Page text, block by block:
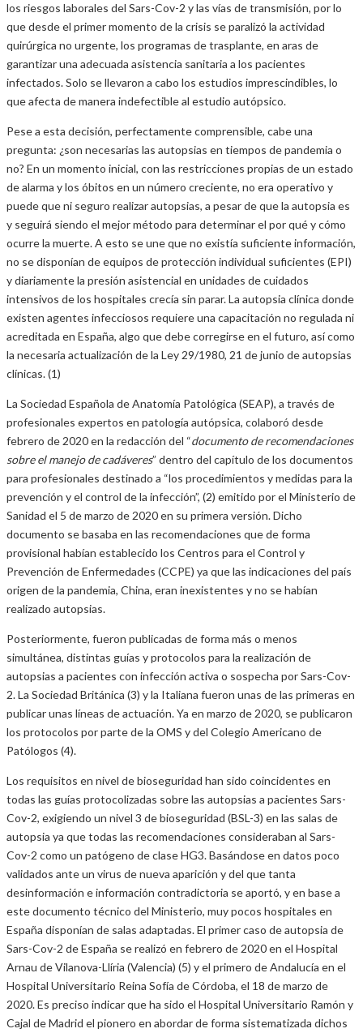
los riesgos laborales del Sars-Cov-2 y las vías de transmisión, por lo
que desde el primer momento de la crisis se paralizó la actividad
quirúrgica no urgente, los programas de trasplante, en aras de
garantizar una adecuada asistencia sanitaria a los pacientes
infectados. Solo se llevaron a cabo los estudios imprescindibles, lo
que afecta de manera indefectible al estudio autópsico.
Pese a esta decisión, perfectamente comprensible, cabe una
pregunta: ¿son necesarias las autopsias en tiempos de pandemia o
no? En un momento inicial, con las restricciones propias de un estado
de alarma y los óbitos en un número creciente, no era operativo y
puede que ni seguro realizar autopsias, a pesar de que la autopsia es
y seguirá siendo el mejor método para determinar el por qué y cómo
ocurre la muerte. A esto se une que no existía suficiente información,
no se disponían de equipos de protección individual suficientes (EPI)
y diariamente la presión asistencial en unidades de cuidados
intensivos de los hospitales crecía sin parar. La autopsia clínica donde
existen agentes infecciosos requiere una capacitación no regulada ni
acreditada en España, algo que debe corregirse en el futuro, así como
la necesaria actualización de la Ley 29/1980, 21 de junio de autopsias
clínicas. (1)
La Sociedad Española de Anatomía Patológica (SEAP), a través de
profesionales expertos en patología autópsica, colaboró desde
febrero de 2020 en la redacción del “documento de recomendaciones
sobre el manejo de cadáveres” dentro del capítulo de los documentos
para profesionales destinado a “los procedimientos y medidas para la
prevención y el control de la infección”, (2) emitido por el Ministerio de
Sanidad el 5 de marzo de 2020 en su primera versión. Dicho
documento se basaba en las recomendaciones que de forma
provisional habían establecido los Centros para el Control y
Prevención de Enfermedades (CCPE) ya que las indicaciones del país
origen de la pandemia, China, eran inexistentes y no se habían
realizado autopsias.
Posteriormente, fueron publicadas de forma más o menos
simultánea, distintas guías y protocolos para la realización de
autopsias a pacientes con infección activa o sospecha por Sars-Cov-
2. La Sociedad Británica (3) y la Italiana fueron unas de las primeras en
publicar unas líneas de actuación. Ya en marzo de 2020, se publicaron
los protocolos por parte de la OMS y del Colegio Americano de
Patólogos (4).
Los requisitos en nivel de bioseguridad han sido coincidentes en
todas las guías protocolizadas sobre las autopsias a pacientes Sars-
Cov-2, exigiendo un nivel 3 de bioseguridad (BSL-3) en las salas de
autopsia ya que todas las recomendaciones consideraban al Sars-
Cov-2 como un patógeno de clase HG3. Basándose en datos poco
validados ante un virus de nueva aparición y del que tanta
desinformación e información contradictoria se aportó, y en base a
este documento técnico del Ministerio, muy pocos hospitales en
España disponían de salas adaptadas. El primer caso de autopsia de
Sars-Cov-2 de España se realizó en febrero de 2020 en el Hospital
Arnau de Vilanova-Llíria (Valencia) (5) y el primero de Andalucía en el
Hospital Universitario Reina Sofía de Córdoba, el 18 de marzo de
2020. Es preciso indicar que ha sido el Hospital Universitario Ramón y
Cajal de Madrid el pionero en abordar de forma sistematizada dichos